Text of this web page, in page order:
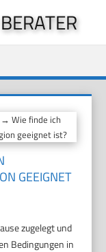
→ Wie finde ich
geeignet ist?
GEEIGNET
zugelegt und
Bedingungen in